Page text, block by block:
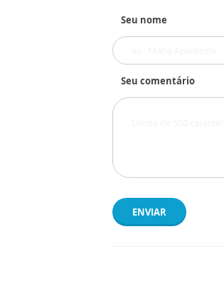
Seu nome
Seu comentário
ENVIAR